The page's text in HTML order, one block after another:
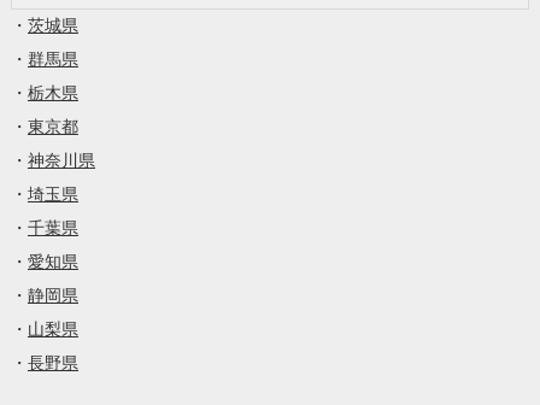
・ 茨城県
・ 群馬県
・ 栃木県
・ 東京都
・ 神奈川県
・ 埼玉県
・ 千葉県
・ 愛知県
・ 静岡県
・ 山梨県
・ 長野県